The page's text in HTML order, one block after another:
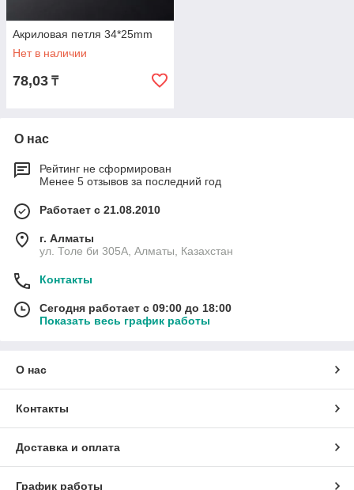
Акриловая петля 34*25mm
Нет в наличии
78,03 ₸
О нас
Рейтинг не сформирован
Менее 5 отзывов за последний год
Работает с 21.08.2010
г. Алматы
ул. Толе би 305А, Алматы, Казахстан
Контакты
Сегодня работает с 09:00 до 18:00
Показать весь график работы
О нас
Контакты
Доставка и оплата
График работы